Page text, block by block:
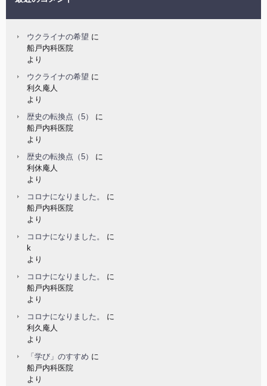
ウクライナの希望 に
船戸内科医院
より
ウクライナの希望 に
利久庵人
より
歴史の転換点（5）
に
船戸内科医院
より
歴史の転換点（5）
に
利休庵人
より
コロナになりました。
に
船戸内科医院
より
コロナになりました。
に
k
より
コロナになりました。
に
船戸内科医院
より
コロナになりました。
に
利久庵人
より
「学び」のすすめ に
船戸内科医院
より